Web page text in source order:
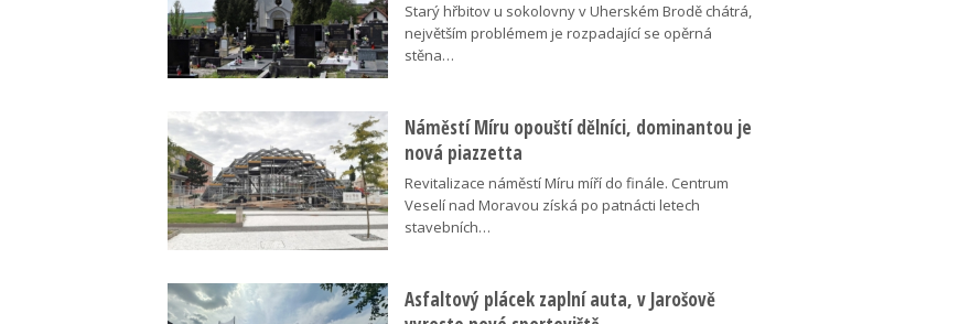
Starý hřbitov u sokolovny v Uherském Brodě chátrá,
největším problémem je rozpadající se opěrná
stěna…
Náměstí Míru opouští dělníci, dominantou je
nová piazzetta
Revitalizace náměstí Míru míří do finále. Centrum
Veselí nad Moravou získá po patnácti letech
stavebních…
Asfaltový plácek zaplní auta, v Jarošově